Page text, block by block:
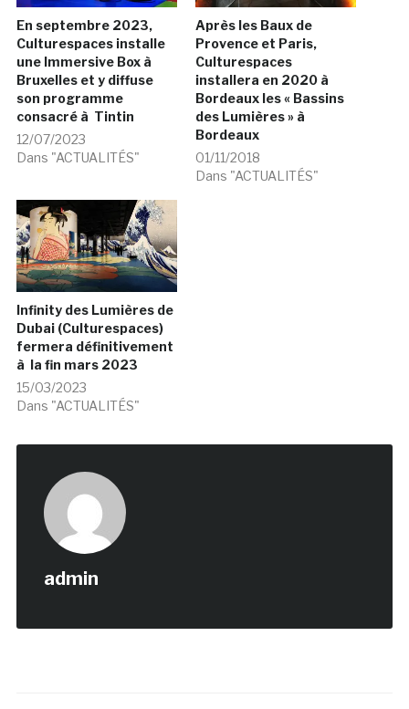
En septembre 2023,
Culturespaces installe
une Immersive Box à
Bruxelles et y diffuse
son programme
consacré à Tintin
12/07/2023
Dans "ACTUALITÉS"
Après les Baux de
Provence et Paris,
Culturespaces
installera en 2020 à
Bordeaux les « Bassins
des Lumières » à
Bordeaux
01/11/2018
Dans "ACTUALITÉS"
Infinity des Lumières de
Dubai (Culturespaces)
fermera définitivement
à la fin mars 2023
15/03/2023
Dans "ACTUALITÉS"
admin